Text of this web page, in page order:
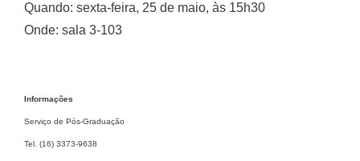
Quando: sexta-feira, 25 de maio, às 15h30
Onde: sala 3-103
Informações
Serviço de Pós-Graduação
Tel. (16) 3373-9638